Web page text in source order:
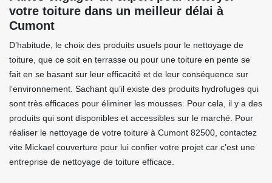
votre toiture dans un meilleur délai à
Cumont
D’habitude, le choix des produits usuels pour le nettoyage de
toiture, que ce soit en terrasse ou pour une toiture en pente se
fait en se basant sur leur efficacité et de leur conséquence sur
l’environnement. Sachant qu’il existe des produits hydrofuges qui
sont très efficaces pour éliminer les mousses. Pour cela, il y a des
produits qui sont disponibles et accessibles sur le marché. Pour
réaliser le nettoyage de votre toiture à Cumont 82500, contactez
vite Mickael couverture pour lui confier votre projet car c’est une
entreprise de nettoyage de toiture efficace.